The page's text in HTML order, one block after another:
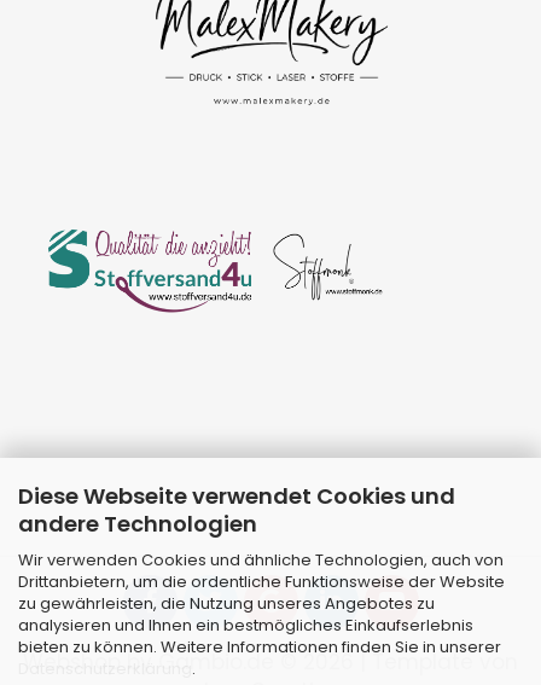
Diese Webseite verwendet Cookies und
andere Technologien
Wir verwenden Cookies und ähnliche Technologien, auch von
Drittanbietern, um die ordentliche Funktionsweise der Website
zu gewährleisten, die Nutzung unseres Angebotes zu
analysieren und Ihnen ein bestmögliches Einkaufserlebnis
bieten zu können. Weitere Informationen finden Sie in unserer
.
Webshopby Gambio.de © 2026 | Template von